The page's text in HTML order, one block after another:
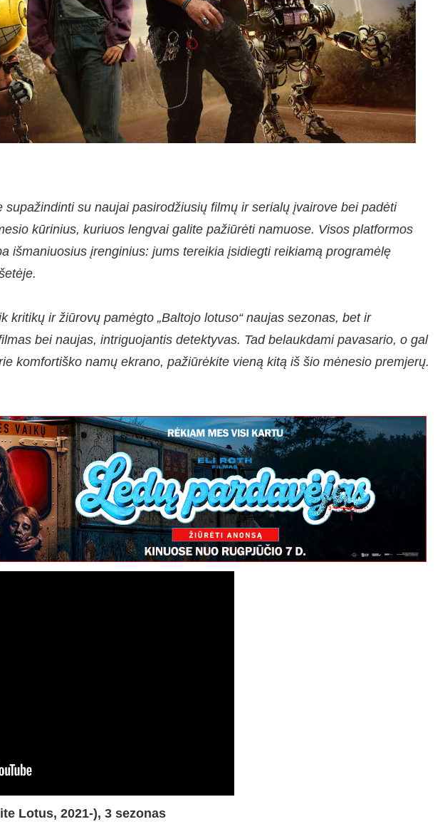
su naujai pasirodžiusių filmų ir serialų įvairove bei padėti
kūrinius, kuriuos lengvai galite pažiūrėti namuose. Visos platformos
išmaniuosius įrenginius: jums tereikia įsidiegti reikiamą programėlę
kritikų ir žiūrovų pamėgto „Baltojo lotuso“ naujas sezonas, bet ir
bei naujas, intriguojantis detektyvas. Tad belaukdami pavasario, o gal
komfortiško namų ekrano, pažiūrėkite vieną kitą iš šio mėnesio premjerų.
Lotus, 2021-), 3 sezonas